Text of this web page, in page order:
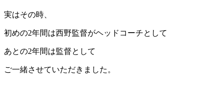
実はその時、
初めの2年間は西野監督がヘッドコーチとして
あとの2年間は監督として
ご一緒させていただきました。